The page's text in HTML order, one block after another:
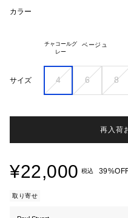
カラー
チャコールグ
ベージュ
サイズ 4 6 8
再入荷
¥22,000 税込
取り寄せ